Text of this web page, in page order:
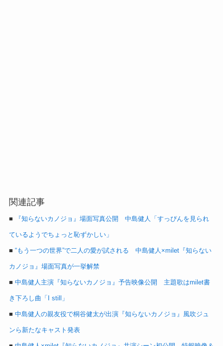
関連記事
■ 『知らないカノジョ』場面写真公開 中島健人「すっぴんを見られ
ているようでちょっと恥ずかしい」
■ “もう一つの世界”で二人の愛が試される 中島健人×milet『知らない
カノジョ』場面写真が一挙解禁
■ 中島健人主演『知らないカノジョ』予告映像公開 主題歌はmilet書
き下ろし曲「I still」
■ 中島健人の親友役で桐谷健太が出演『知らないカノジョ』風吹ジュ
ンら新たなキャスト発表